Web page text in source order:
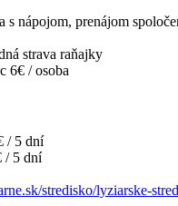
s nápojom, prenájom
strava raňajky
6€ / osoba
/ 5 dní
/ 5 dní
stredisko/lyziarske-